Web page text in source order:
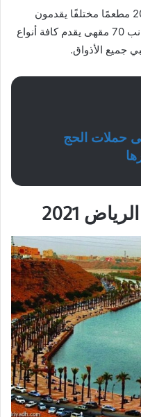
وستشمل تلك المناطق ما يزيد عن 200 مطعمًا مختلفًا يقدمون
مختلف أصناف الأطباق والأطعمة، بجانب 70 مقهى يقدم كافة أنواع
جميع الأذواق.
حملات الحج
2021